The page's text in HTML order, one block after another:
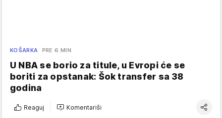
KOŠARKA PRE 6 MIN
U NBA se borio za titule, u Evropi će se
boriti za opstanak: Šok transfer sa 38
godina
Reaguj Komentariši